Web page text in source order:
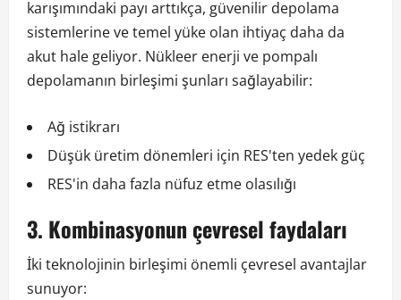
karışımındaki payı arttıkça, güvenilir depolama
sistemlerine ve temel yüke olan ihtiyaç daha da
akut hale geliyor. Nükleer enerji ve pompalı
depolamanın birleşimi şunları sağlayabilir:
Ağ istikrarı
Düşük üretim dönemleri için RES'ten yedek güç
RES'in daha fazla nüfuz etme olasılığı
3. Kombinasyonun çevresel faydaları
İki teknolojinin birleşimi önemli çevresel avantajlar
sunuyor: